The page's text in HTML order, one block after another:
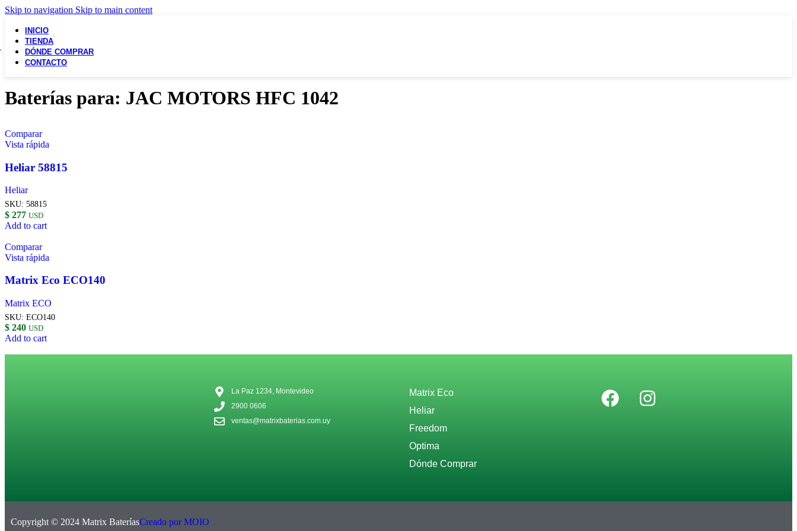
Skip to navigation Skip to main content
INICIO
TIENDA
DÓNDE COMPRAR
CONTACTO
Baterías para: JAC MOTORS HFC 1042
Comparar
Vista rápida
Heliar 58815
Heliar
SKU: 58815
$ 277 USD
Add to cart
Comparar
Vista rápida
Matrix Eco ECO140
Matrix ECO
SKU: ECO140
$ 240 USD
Add to cart
La Paz 1234, Montevideo
2900 0606
ventas@matrixbaterias.com.uy
Matrix Eco
Heliar
Freedom
Optima
Dónde Comprar
Copyright © 2024 Matrix BateríasCreado por MOIO